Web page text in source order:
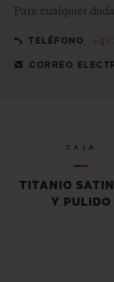
Para cualquier
TELÉFONO +41
CORREO
CAJA
TITANIO
Y PULIDO